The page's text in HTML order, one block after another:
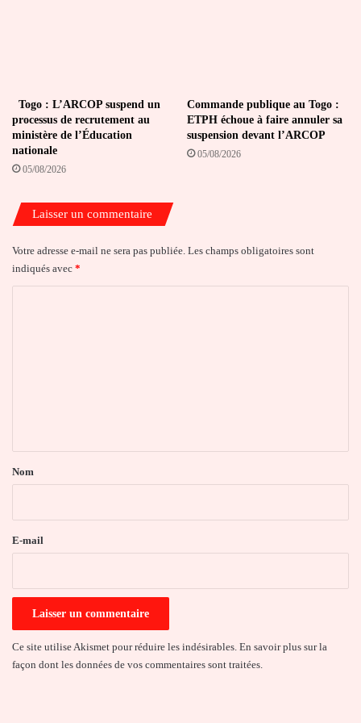
Togo : L’ARCOP suspend un
processus de recrutement au
ministère de l’Éducation
nationale
05/08/2026
Commande publique au Togo :
ETPH échoue à faire annuler sa
suspension devant l’ARCOP
05/08/2026
Laisser un commentaire
Votre adresse e-mail ne sera pas publiée. Les champs obligatoires sont
indiqués avec *
a
e
Nom
E-mail
Ce site utilise Akismet pour réduire les indésirables. En savoir plus sur la
façon dont les données de vos commentaires sont traitées